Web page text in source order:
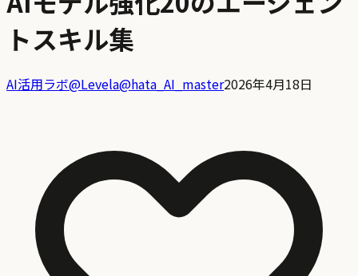
トスキル集
AI活用ラボ@Levela@hata_AI_master2026年4月18日